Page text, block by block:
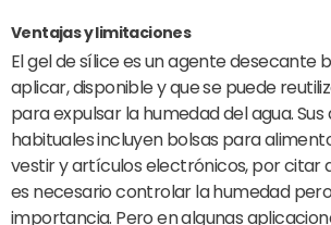
Ventajas y limitaciones
El gel de sílice es un agente desecante
aplicar, disponible y que se puede
para expulsar la humedad del agua.
habituales incluyen bolsas para
vestir y artículos electrónicos, por citar
es necesario controlar la humedad
importancia. Pero en algunas